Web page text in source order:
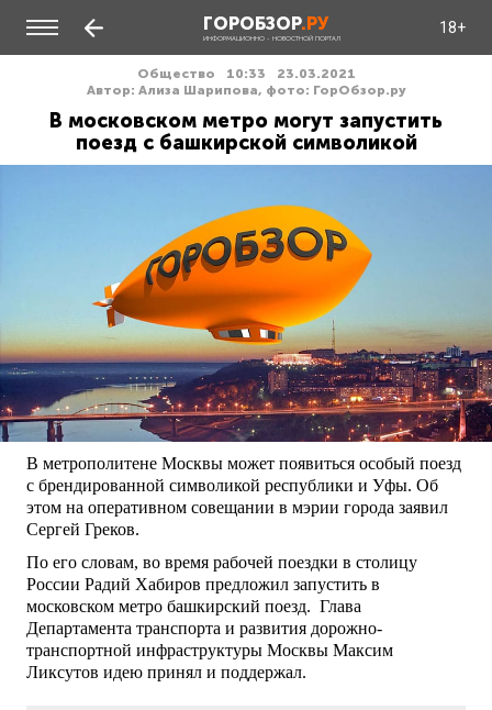
ГОРОБЗОР.РУ
ИНФОРМАЦИОННО - НОВОСТНОЙ ПОРТАЛ
18+
Общество 10:33
23.03.2021
Автор: Ализа Шарипова, фото: ГорОбзор.ру
В московском метро могут запустить
поезд с башкирской символикой
В метрополитене Москвы может появиться особый поезд
с брендированной символикой республики и Уфы. Об
этом на оперативном совещании в мэрии города заявил
Сергей Греков.
По его словам, во время рабочей поездки в столицу
России Радий Хабиров предложил запустить в
московском метро башкирский поезд. Глава
Департамента транспорта и развития дорожно-
транспортной инфраструктуры Москвы Максим
Ликсутов идею принял и поддержал.